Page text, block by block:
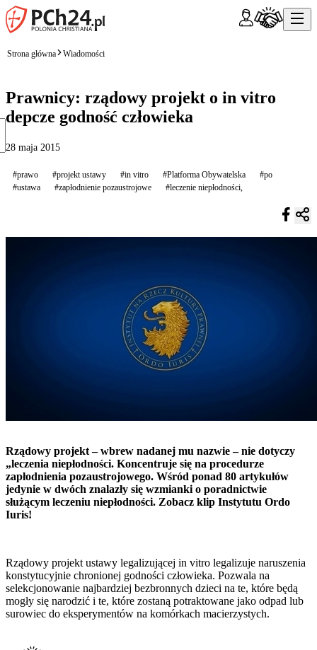
Strona główna Wiadomości
Prawnicy: rządowy projekt o in vitro
depcze godność człowieka
28 maja 2015
#prawo #projekt ustawy #in vitro #Platforma Obywatelska
#po
#ustawa
#zapłodnienie pozaustrojowe #leczenie niepłodności,
Rządowy projekt – wbrew nadanej mu nazwie – nie dotyczy
„leczenia niepłodności. Koncentruje się na procedurze
zapłodnienia pozaustrojowego. Wśród ponad 80 artykułów
jedynie w dwóch znalazły się wzmianki o poradnictwie
służącym leczeniu niepłodności. Zobacz klip Instytutu Ordo
Iuris!
Rządowy projekt ustawy legalizującej in vitro legalizuje naruszenia
konstytucyjnie chronionej godności człowieka. Pozwala na
selekcjonowanie najbardziej bezbronnych dzieci na te, które będą
mogły się narodzić i te, które zostaną potraktowane jako odpad lub
surowiec do eksperymentów na komórkach macierzystych.